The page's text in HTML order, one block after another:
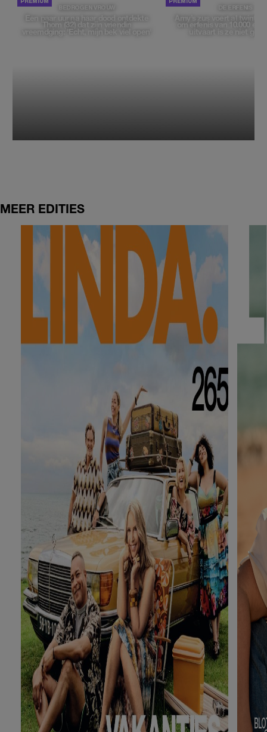
BEDROGEN VROUW
Een paar uur na haar dood ontdekte
Thom (32) dat zijn vriendin
vreemdging: 'Echt, mijn bek viel open'
DE ERFENIS
Amy’s zus voert al twintig
om erfenis van 10.000
uitvaart is ze niet
MEER EDITIES